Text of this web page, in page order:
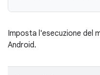
Imposta l'esecuzione del
Android.